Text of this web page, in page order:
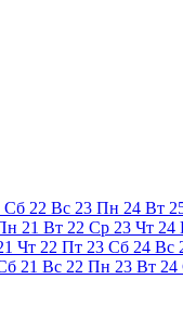
Сб 22 Вс 23 Пн 24 Вт
21 Вт 22 Ср 23 Чт 24
Чт 22 Пт 23 Сб 24 Вс
21 Вс 22 Пн 23 Вт 24